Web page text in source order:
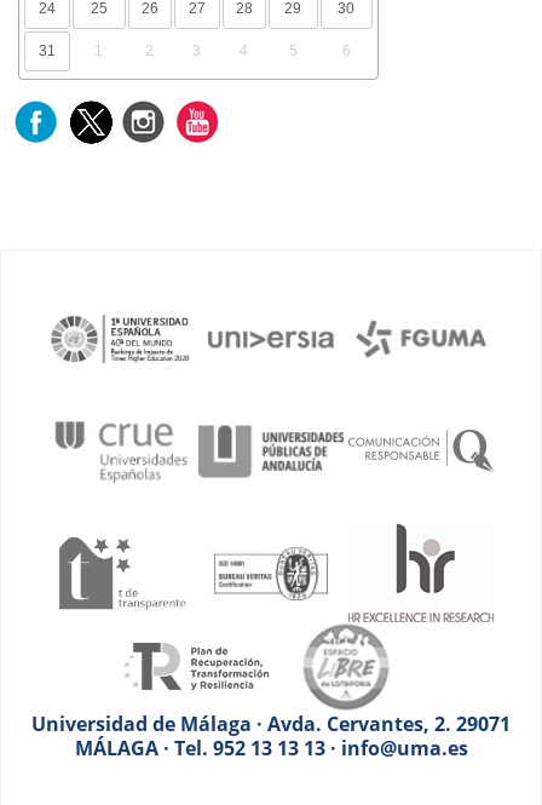
24 25 26 27 28 29 30
31 1 2 3 4 5 6
Universidad de Málaga · Avda. Cervantes, 2. 29071
MÁLAGA · Tel. 952 13 13 13 · info@uma.es